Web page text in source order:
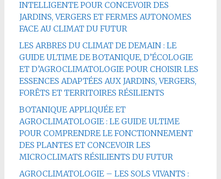
INTELLIGENTE POUR CONCEVOIR DES
JARDINS, VERGERS ET FERMES AUTONOMES
FACE AU CLIMAT DU FUTUR
LES ARBRES DU CLIMAT DE DEMAIN : LE
GUIDE ULTIME DE BOTANIQUE, D’ÉCOLOGIE
ET D’AGROCLIMATOLOGIE POUR CHOISIR LES
ESSENCES ADAPTÉES AUX JARDINS, VERGERS,
FORÊTS ET TERRITOIRES RÉSILIENTS
BOTANIQUE APPLIQUÉE ET
AGROCLIMATOLOGIE : LE GUIDE ULTIME
POUR COMPRENDRE LE FONCTIONNEMENT
DES PLANTES ET CONCEVOIR LES
MICROCLIMATS RÉSILIENTS DU FUTUR
AGROCLIMATOLOGIE – LES SOLS VIVANTS :